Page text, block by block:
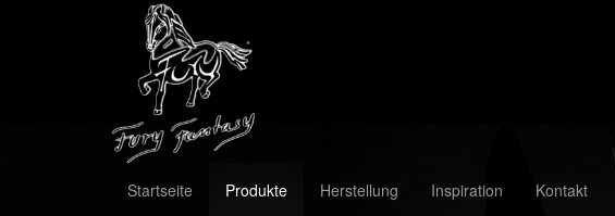
Startseite Produkte Herstellung Inspiration Kontakt